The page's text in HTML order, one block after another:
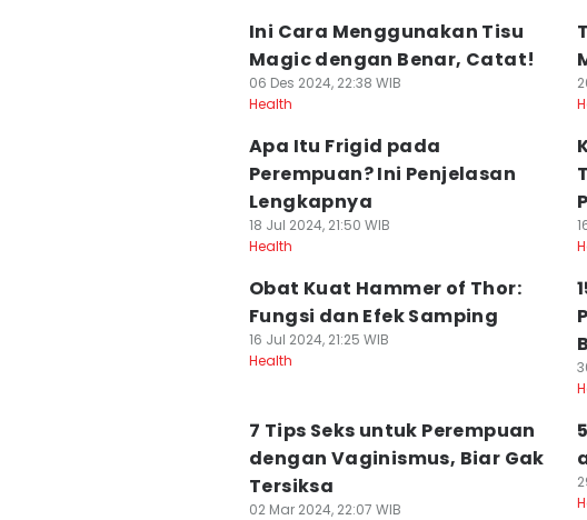
Ini Cara Menggunakan Tisu
Magic dengan Benar, Catat!
06 Des 2024, 22:38 WIB
Health
Apa Itu Frigid pada
Perempuan? Ini Penjelasan
Lengkapnya
18 Jul 2024, 21:50 WIB
Health
Obat Kuat Hammer of Thor:
Fungsi dan Efek Samping
16 Jul 2024, 21:25 WIB
Health
7 Tips Seks untuk Perempuan
dengan Vaginismus, Biar Gak
Tersiksa
02 Mar 2024, 22:07 WIB